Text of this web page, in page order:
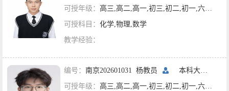
可授年级： 高三,高二,高一,初三,初二,初一,六年级,五年级,四年级,三年级,二年级,一年级
可授科目： 化学,物理,数学
教学经验：
编号： 南京202601031 杨教员 本科大四
可授年级： 高三,高二,高一,初三,初二,初一,六年级,五年级,四年级